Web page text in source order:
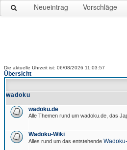
Neueintrag Vorschläge
Die aktuelle Uhrzeit ist: 06/08/2026 11:03:57
Übersicht
wadoku
wadoku.de
Alle Themen rund um wadoku.de, das
Wadoku-Wiki
Alles rund um das entstehende